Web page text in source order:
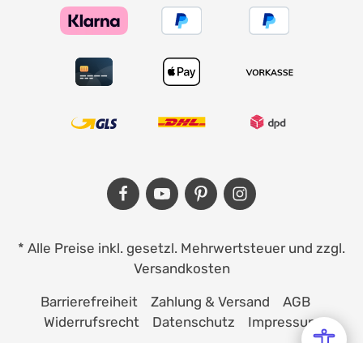
* Alle Preise inkl. gesetzl. Mehrwertsteuer und zzgl.
Versandkosten
Barrierefreiheit Zahlung & Versand
AGB
Widerrufsrecht
Datenschutz Impressum